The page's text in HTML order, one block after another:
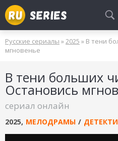
СМОТРЮ
УЖЕ СМОТРЕЛ
Русские сериалы »2025 » В тени
мгновенье
В тени больших
Остановись
сериал онлайн
2025, МЕЛОДРАМЫ /